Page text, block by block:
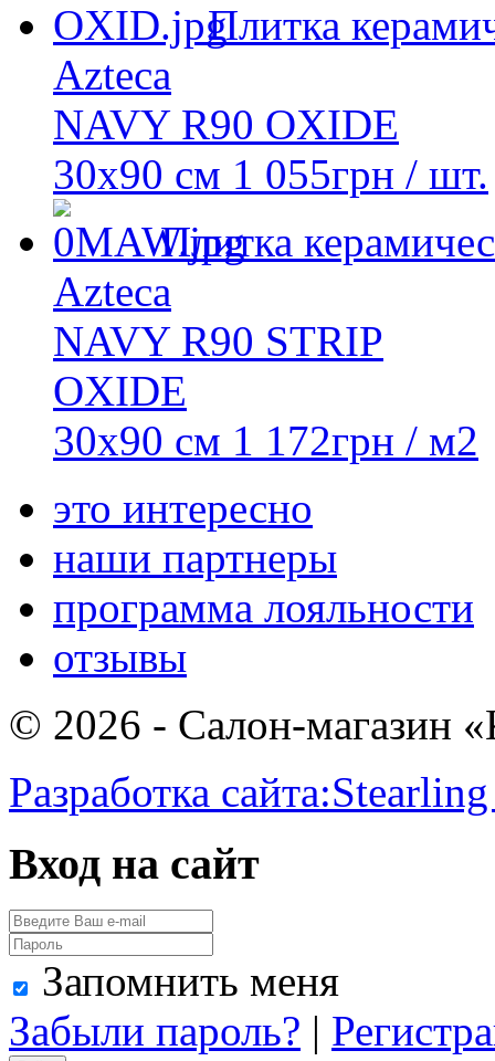
Плитка
Azteca
NAVY R90 OXIDE
30х90 см 1 055грн / шт.
Плитка
Azteca
NAVY R90 STRIP
OXIDE
30х90 см 1 172грн / м2
это интересно
наши партнеры
программа лояльности
отзывы
© 2026 - Салон-магазин
Разработка сайта:
Вход на сайт
Запомнить меня
Забыли пароль? |